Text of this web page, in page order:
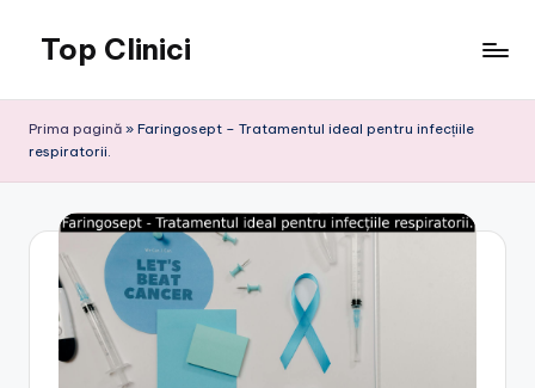
content
Top Clinici
Prima pagină » Faringosept – Tratamentul ideal pentru infecțiile
respiratorii.